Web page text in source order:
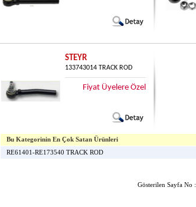
STEYR
133743014 TRACK ROD
Fiyat Üyelere Özel
Bu Kategorinin En Çok Satan Ürünleri
RE61401-RE173540 TRACK ROD
Gösterilen Sayfa No :